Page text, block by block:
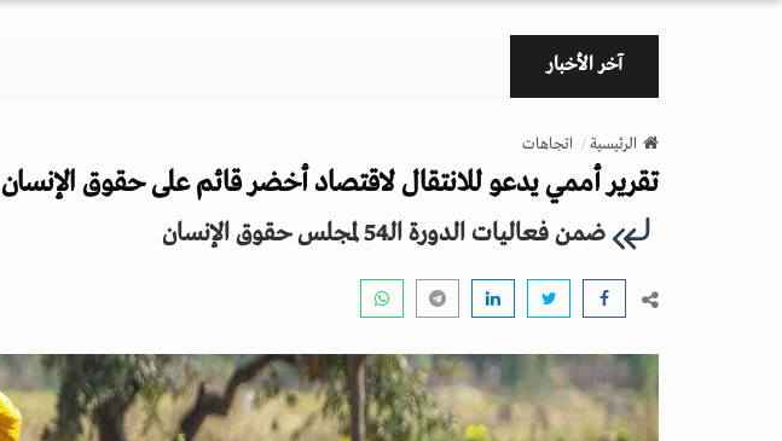
آخر الأخبار
الرئيسية اتجاهات
تقرير أممي يدعو للانتقال لاقتصاد أخضر قائم على حقوق الإنسان
ضمن فعاليات الدورة الـ54 لمجلس حقوق الإنسان